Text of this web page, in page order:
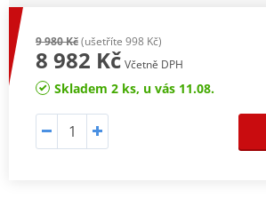
9 980 Kč(ušetříte 998 Kč)
8 982 Kč Včetně DPH
Skladem 2 ks, u vás 11.08.